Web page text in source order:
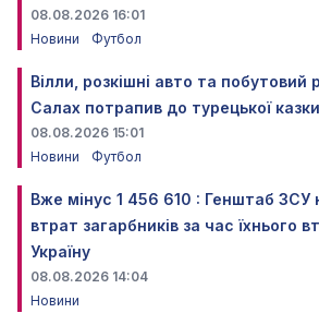
08.08.2026 16:01
Новини
Футбол
Вілли, розкішні авто та
Салах потрапив до турецької казки
08.08.2026 15:01
Новини
Футбол
Вже мінус 1 456 610 : Генштаб ЗСУ
втрат загарбників за час їхнього
Україну
08.08.2026 14:04
Новини